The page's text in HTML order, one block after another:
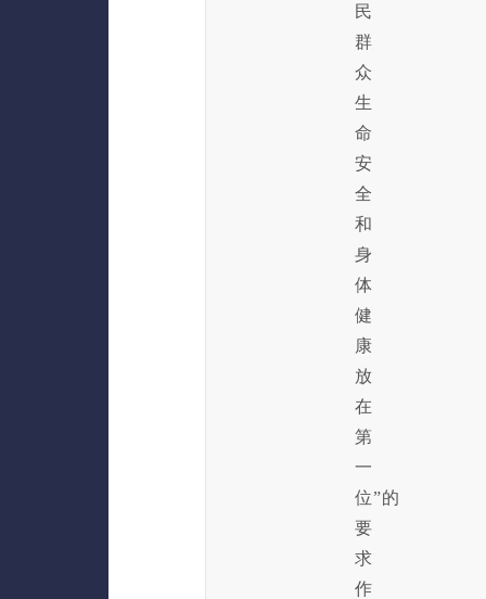
民
群
众
生
命
安
全
和
身
体
健
康
放
在
第
一
位”的
要
求
作